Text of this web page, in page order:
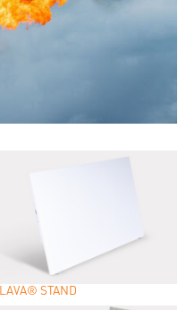
LAVA® STAND